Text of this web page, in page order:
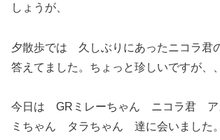
しょうが、
夕散歩では 久しぶりにあったニコラ君
答えてました。ちょっと珍しいですが、
今日は GRミレーちゃん ニコラ君
ミちゃん タラちゃん 達に会いました。